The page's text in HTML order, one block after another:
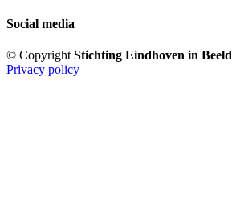
Social media
© Copyright Stichting Eindhoven in Beeld
Privacy policy